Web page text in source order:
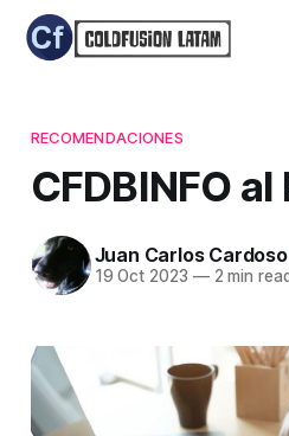
RECOMENDACIONES
CFDBINFO
Juan Carlos
19 Oct 2023 —2 min read